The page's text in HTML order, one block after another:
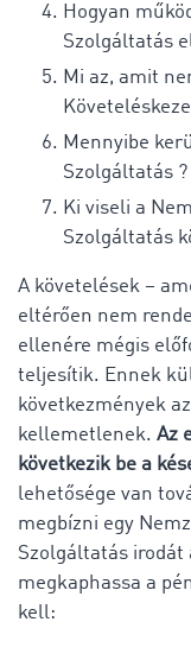
Hogyan
Szolgáltatás
Mi az, amit
Mennyibe
Szolgáltatás ?
Ki viseli a
Szolgáltatás
A követelések –
eltérően nem
ellenére mégis
teljesítik. Ennek
következmények
kellemetlenek. Az
következik be a
lehetősége van
megbízni egy
Szolgáltatás irodát
megkaphassa a
kell: